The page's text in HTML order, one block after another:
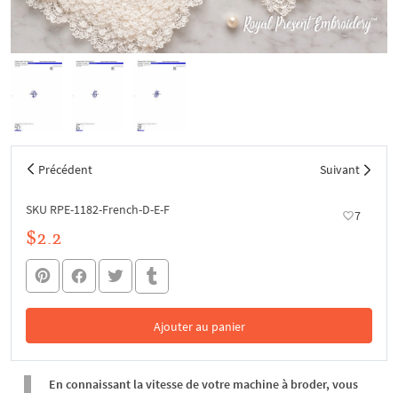
Précédent Suivant
SKU RPE-1182-French-D-E-F 7
$2.2
Ajouter au panier
Dans le panier
En connaissant la vitesse de votre machine à broder, vous